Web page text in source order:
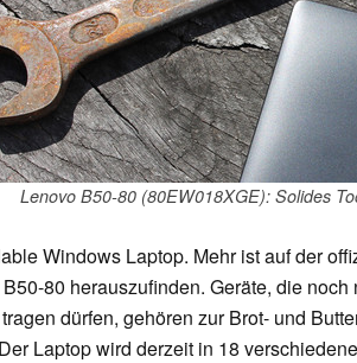
Lenovo B50-80 (80EW018XGE): Solides
Windows Laptop. Mehr ist auf der
80 herauszufinden. Geräte, die
dürfen, gehören zur Brot- und
Laptop wird derzeit in 18